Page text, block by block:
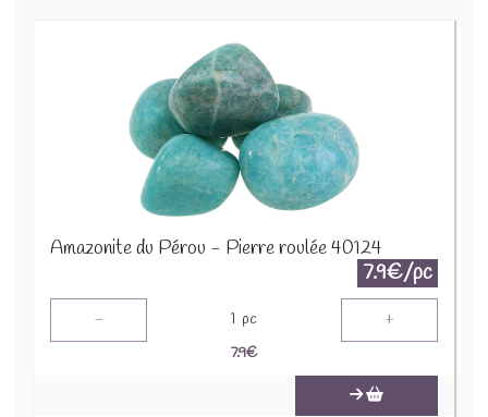
Amazonite du Pérou - Pierre roulée 40124
7.9€/pc
- 1 pc +
7.9€